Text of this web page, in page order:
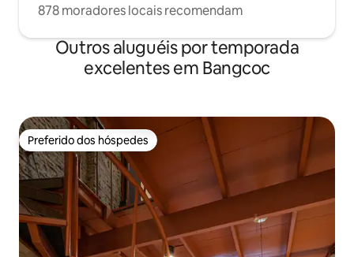
878 moradores locais recomendam
Outros aluguéis por temporada
excelentes em Bangcoc
Preferido dos hóspedes
Preferido dos hóspedes